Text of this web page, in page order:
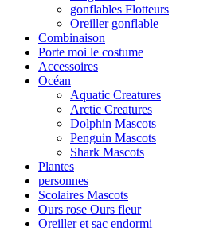
gonflables Flotteurs
Oreiller gonflable
Combinaison
Porte moi le costume
Accessoires
Océan
Aquatic Creatures
Arctic Creatures
Dolphin Mascots
Penguin Mascots
Shark Mascots
Plantes
personnes
Scolaires Mascots
Ours rose Ours fleur
Oreiller et sac endormi